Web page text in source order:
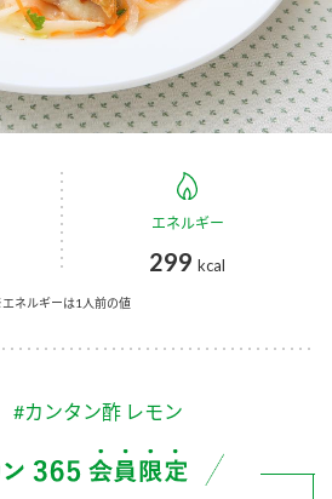
鍋用調味料
たれ
中華
おすしの素
歴史
り組み
エネルギー
299 kcal
ネルギーは1人前の値
#カンタン酢 レモン